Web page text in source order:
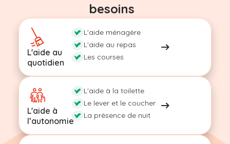
besoins
L'aide au
quotidien
L'aide ménagère
L'aide au repas
Les courses
L'aide à
l’autonomie
L'aide à la toilette
Le lever et le coucher
La présence de nuit